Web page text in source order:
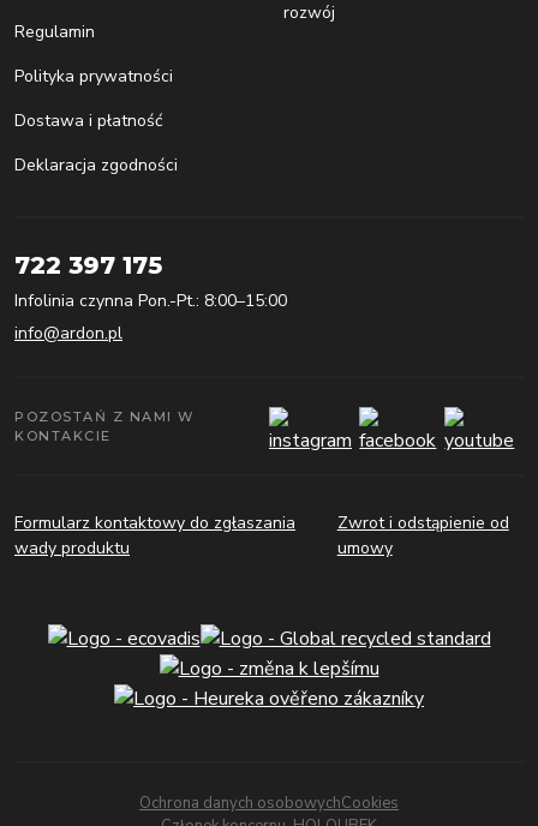
Regulamin
Polityka prywatności
Dostawa i płatność
Deklaracja zgodności
rozwój
722 397 175
Infolinia czynna Pon.-Pt.: 8:00–15:00
info@ardon.pl
POZOSTAŃ Z NAMI W
KONTAKCIE
Formularz kontaktowy do zgłaszania
wady produktu
Zwrot i odstąpienie od
umowy
Ochrona danych osobowychCookies